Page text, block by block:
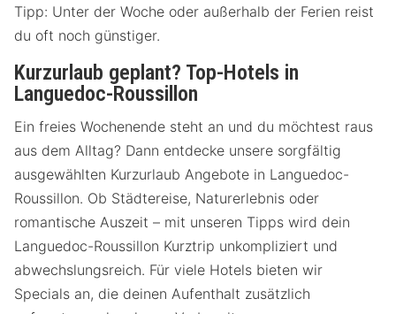
Tipp: Unter der Woche oder außerhalb der Ferien reist
du oft noch günstiger.
Kurzurlaub geplant? Top-Hotels in
Languedoc-Roussillon
Ein freies Wochenende steht an und du möchtest raus
aus dem Alltag? Dann entdecke unsere sorgfältig
ausgewählten Kurzurlaub Angebote in Languedoc-
Roussillon. Ob Städtereise, Naturerlebnis oder
romantische Auszeit – mit unseren Tipps wird dein
Languedoc-Roussillon Kurztrip unkompliziert und
abwechslungsreich. Für viele Hotels bieten wir
Specials an, die deinen Aufenthalt zusätzlich